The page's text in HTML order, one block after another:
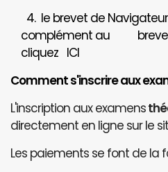
4. le brevet de
complément au brevet
cliquez ICI
Comment s'inscrire aux
L'inscription aux examens
directement en ligne sur le
Les paiements se font de la